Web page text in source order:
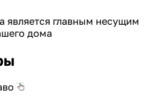
является главным несущим
дома